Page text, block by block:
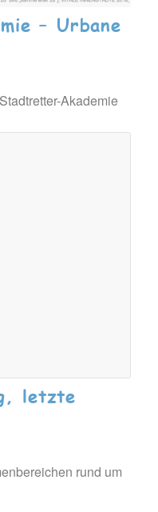
– Urbane
Akademie
letzte
rund um